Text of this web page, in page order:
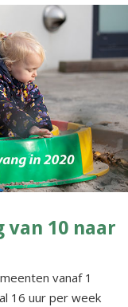
van 10 naar
vanaf 1
16 uur per week